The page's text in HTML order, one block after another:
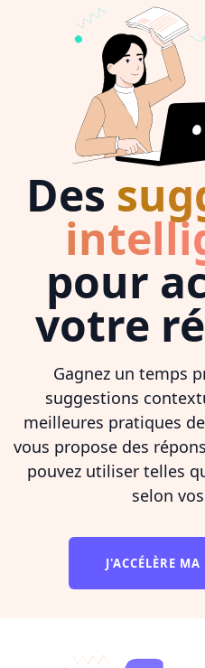
Des
pour
votre
Gagnez un temps
suggestions
meilleures pratiques
vous propose des
pouvez utiliser telles
selon
J'ACCÉLÈRE